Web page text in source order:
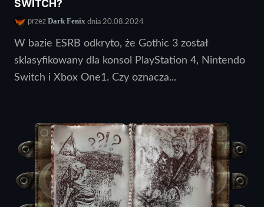
SWITCH?
przez Dark Fenix dnia 20.08.2024
W bazie ESRB odkryto, że Gothic 3 został
sklasyfikowany dla konsol PlayStation 4, Nintendo
Switch i Xbox One1. Czy oznacza...